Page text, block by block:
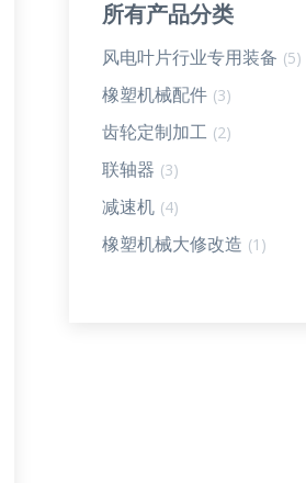
所有产品分类
风电叶片行业专用装备 (5)
橡塑机械配件 (3)
齿轮定制加工 (2)
联轴器 (3)
减速机 (4)
橡塑机械大修改造 (1)